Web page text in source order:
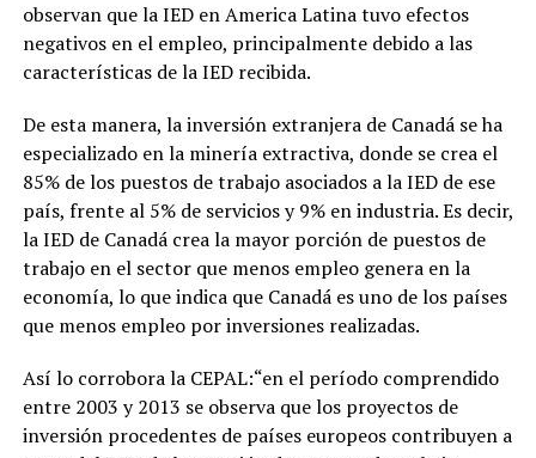
observan que la IED en America Latina tuvo efectos
negativos en el empleo, principalmente debido a las
características de la IED recibida.
De esta manera, la inversión extranjera de Canadá se ha
especializado en la minería extractiva, donde se crea el
85% de los puestos de trabajo asociados a la IED de ese
país, frente al 5% de servicios y 9% en industria. Es decir,
la IED de Canadá crea la mayor porción de puestos de
trabajo en el sector que menos empleo genera en la
economía, lo que indica que Canadá es uno de los países
que menos empleo por inversiones realizadas.
Así lo corrobora la CEPAL:“en el período comprendido
entre 2003 y 2013 se observa que los proyectos de
inversión procedentes de países europeos contribuyen a